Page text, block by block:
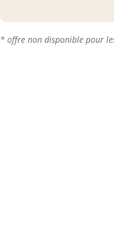
* offre non disponible pour